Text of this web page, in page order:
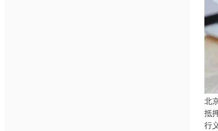
北
抵
行